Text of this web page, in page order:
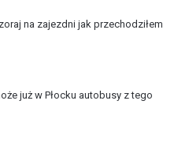
na zajezdni jak przechodziłem
już w Płocku autobusy z tego